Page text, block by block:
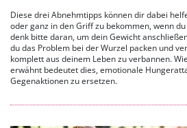
Diese drei Abnehmtipps können dir dabei
oder ganz in den Griff zu bekommen, wenn
denk bitte daran, um dein Gewicht
du das Problem bei der Wurzel packen und
komplett aus deinem Leben zu verbannen.
erwähnt bedeutet dies, emotionale
Gegenaktionen zu ersetzen.